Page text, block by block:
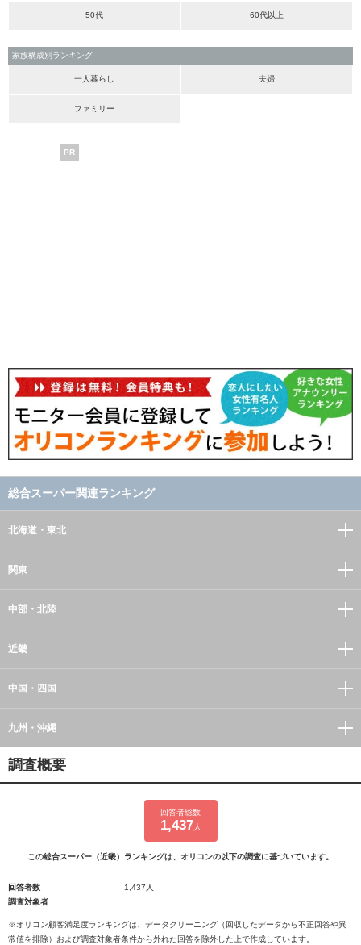
50代 60代以上
家族構成別ランキング
一人暮らし 夫婦
ファミリー
PR
総合スーパー関連ランキング
北海道・東北
関東
中部・北陸
近畿
中国・四国
九州・沖縄
調査概要
回答者総数
1,437 人
この総合スーパー（近畿）ランキングは、オリコンの以下の調査に基づいています。
回答者数
1,437人
調査対象者
※オリコン顧客満足度ランキングは、データクリーニング（回収したデータから不正回答や異
常値を排除）および調査対象者条件から外れた回答を除外した上で作成しています。